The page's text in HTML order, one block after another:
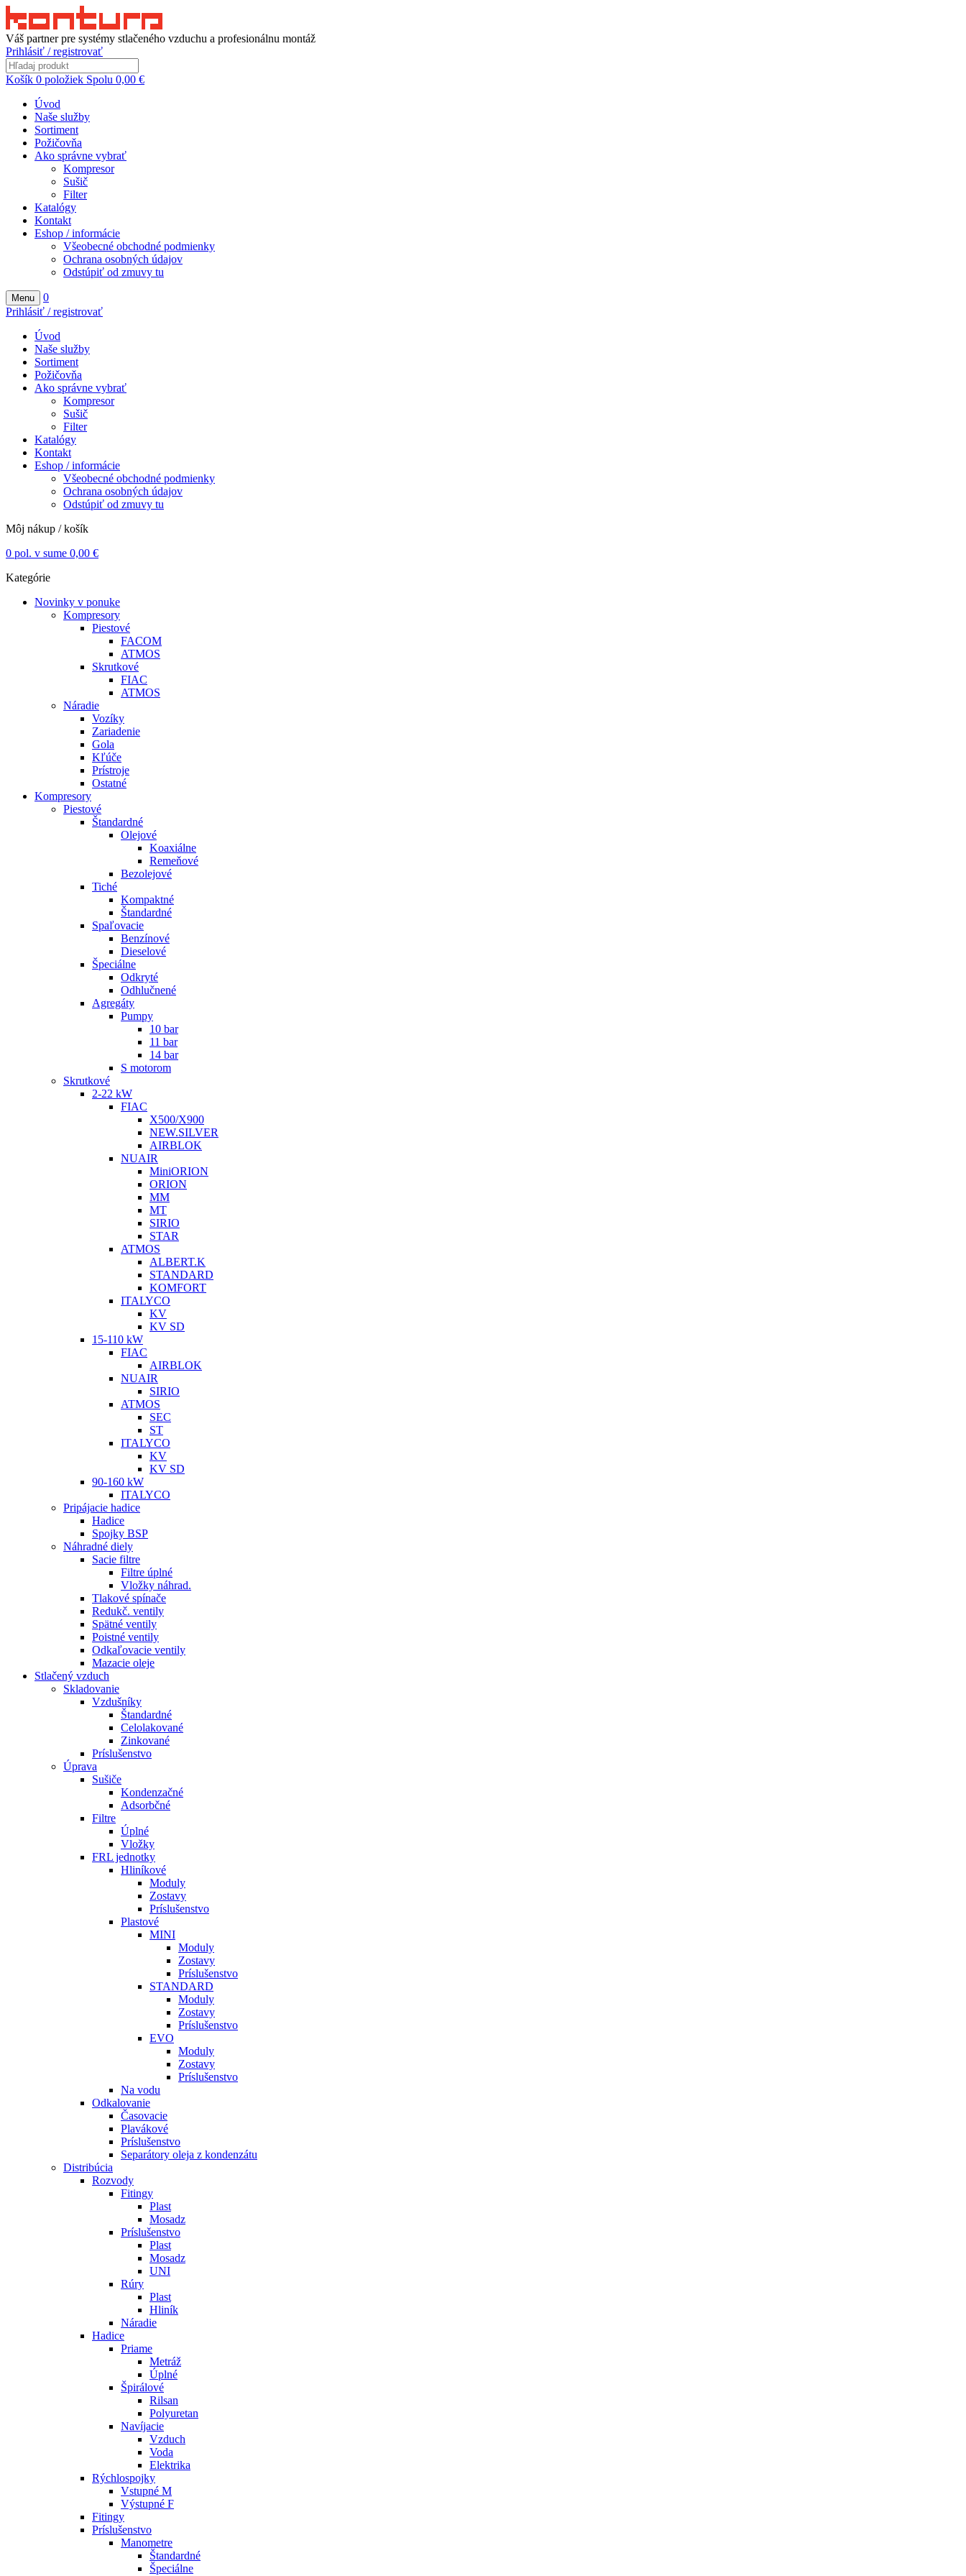
Váš partner pre systémy stlačeného vzduchu a profesionálnu montáž
Prihlásiť / registrovať
Košík 0 položiek Spolu 0,00 €
Úvod
Naše služby
Sortiment
Požičovňa
Ako správne vybrať
Kompresor
Sušič
Filter
Katalógy
Kontakt
Eshop / informácie
Všeobecné obchodné podmienky
Ochrana osobných údajov
Odstúpiť od zmuvy tu
Menu
0
Prihlásiť / registrovať
Úvod
Naše služby
Sortiment
Požičovňa
Ako správne vybrať
Kompresor
Sušič
Filter
Katalógy
Kontakt
Eshop / informácie
Všeobecné obchodné podmienky
Ochrana osobných údajov
Odstúpiť od zmuvy tu
Môj nákup / košík
0 pol. v sume 0,00 €
Kategórie
Novinky v ponuke
Kompresory
Piestové
FACOM
ATMOS
Skrutkové
FIAC
ATMOS
Náradie
Vozíky
Zariadenie
Gola
Kľúče
Prístroje
Ostatné
Kompresory
Piestové
Štandardné
Olejové
Koaxiálne
Remeňové
Bezolejové
Tiché
Kompaktné
Štandardné
Spaľovacie
Benzínové
Dieselové
Špeciálne
Odkryté
Odhlučnené
Agregáty
Pumpy
10 bar
11 bar
14 bar
S motorom
Skrutkové
2-22 kW
FIAC
X500/X900
NEW.SILVER
AIRBLOK
NUAIR
MiniORION
ORION
MM
MT
SIRIO
STAR
ATMOS
ALBERT.K
STANDARD
KOMFORT
ITALYCO
KV
KV SD
15-110 kW
FIAC
AIRBLOK
NUAIR
SIRIO
ATMOS
SEC
ST
ITALYCO
KV
KV SD
90-160 kW
ITALYCO
Pripájacie hadice
Hadice
Spojky BSP
Náhradné diely
Sacie filtre
Filtre úplné
Vložky náhrad.
Tlakové spínače
Redukč. ventily
Spätné ventily
Poistné ventily
Odkaľovacie ventily
Mazacie oleje
Stlačený vzduch
Skladovanie
Vzdušníky
Štandardné
Celolakované
Zinkované
Príslušenstvo
Úprava
Sušiče
Kondenzačné
Adsorbčné
Filtre
Úplné
Vložky
FRL jednotky
Hliníkové
Moduly
Zostavy
Príslušenstvo
Plastové
MINI
Moduly
Zostavy
Príslušenstvo
STANDARD
Moduly
Zostavy
Príslušenstvo
EVO
Moduly
Zostavy
Príslušenstvo
Na vodu
Odkalovanie
Časovacie
Plavákové
Príslušenstvo
Separátory oleja z kondenzátu
Distribúcia
Rozvody
Fitingy
Plast
Mosadz
Príslušenstvo
Plast
Mosadz
UNI
Rúry
Plast
Hliník
Náradie
Hadice
Priame
Metráž
Úplné
Špirálové
Rilsan
Polyuretan
Navíjacie
Vzduch
Voda
Elektrika
Rýchlospojky
Vstupné M
Výstupné F
Fitingy
Príslušenstvo
Manometre
Štandardné
Špeciálne